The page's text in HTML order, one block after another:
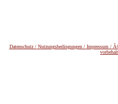
Datenschutz / Nutzungsbedingungen / Impressum /